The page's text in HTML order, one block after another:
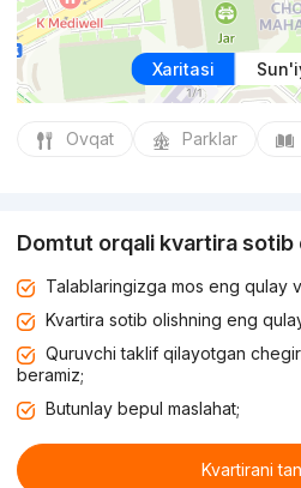
Xaritasi
Ovqat Parklar
Domtut orqali kvartira sotib
Talablaringizga mos eng qulay
Kvartira sotib olishning eng
Quruvchi taklif qilayotgan
beramiz;
Butunlay bepul maslahat;
Kvartirani